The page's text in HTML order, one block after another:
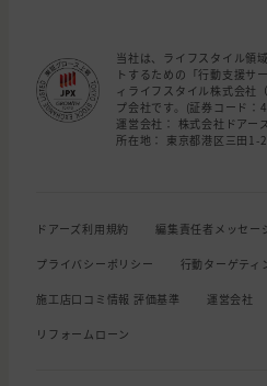
当社は、ライフスタイル領
トするための「行動支援サ
ィライフスタイル株式会社
プ会社です。(証券コード：
運営会社： 株式会社ドアー
所在地： 東京都港区三田1-
ドアーズ利用規約 編集責任者メッセー
プライバシーポリシー 行動ターゲティ
施工店口コミ情報 評価基準 運営会社
リフォームローン